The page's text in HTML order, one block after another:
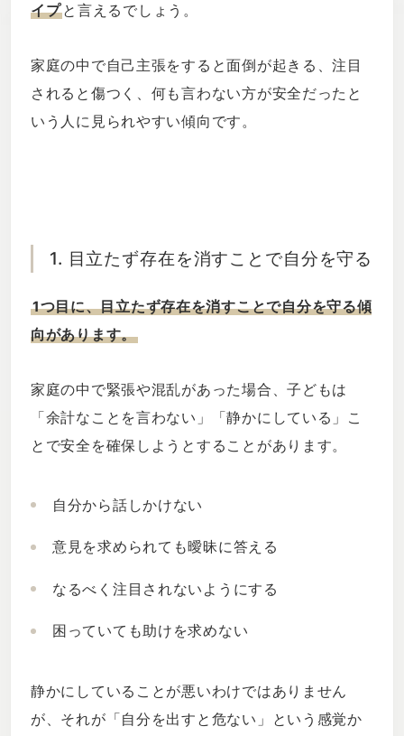
イプと言えるでしょう。
家庭の中で自己主張をすると面倒が起きる、注目
されると傷つく、何も言わない方が安全だったと
いう人に見られやすい傾向です。
1. 目立たず存在を消すことで自分を守る
1つ目に、目立たず存在を消すことで自分を守る傾
向があります。
家庭の中で緊張や混乱があった場合、子どもは
「余計なことを言わない」「静かにしている」こ
とで安全を確保しようとすることがあります。
自分から話しかけない
意見を求められても曖昧に答える
なるべく注目されないようにする
困っていても助けを求めない
静かにしていることが悪いわけではありません
が、それが「自分を出すと危ない」という感覚か